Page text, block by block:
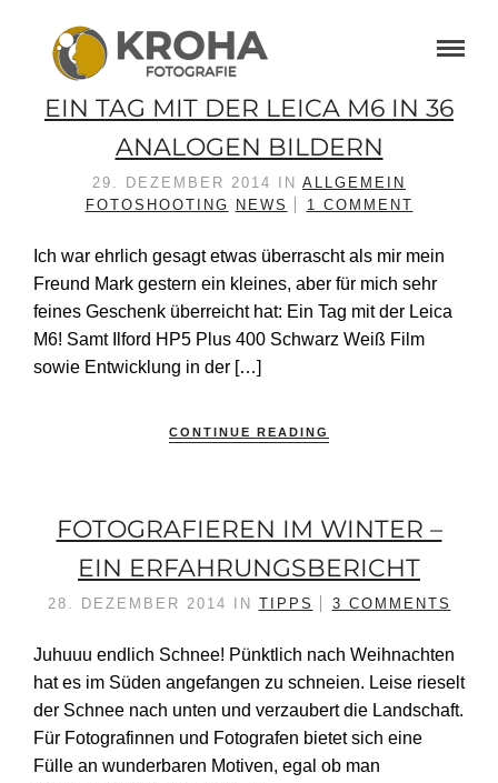
EIN TAG MIT DER LEICA M6 IN 36
ANALOGEN BILDERN
29. DEZEMBER 2014 IN ALLGEMEIN
FOTOSHOOTING
NEWS 1 COMMENT
Ich war ehrlich gesagt etwas überrascht als mir mein
Freund Mark gestern ein kleines, aber für mich sehr
feines Geschenk überreicht hat: Ein Tag mit der Leica
M6! Samt Ilford HP5 Plus 400 Schwarz Weiß Film
sowie Entwicklung in der […]
CONTINUE READING
FOTOGRAFIEREN IM WINTER –
EIN ERFAHRUNGSBERICHT
28. DEZEMBER 2014 IN TIPPS 3 COMMENTS
Juhuuu endlich Schnee! Pünktlich nach Weihnachten
hat es im Süden angefangen zu schneien. Leise rieselt
der Schnee nach unten und verzaubert die Landschaft.
Für Fotografinnen und Fotografen bietet sich eine
Fülle an wunderbaren Motiven, egal ob man